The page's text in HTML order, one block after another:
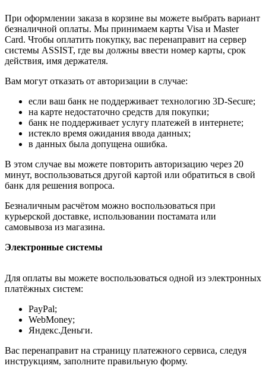
При оформлении заказа в корзине вы можете выбрать вариант
безналичной оплаты. Мы принимаем карты Visa и Master
Card. Чтобы оплатить покупку, вас перенаправит на сервер
системы ASSIST, где вы должны ввести номер карты, срок
действия, имя держателя.
Вам могут отказать от авторизации в случае:
если ваш банк не поддерживает технологию 3D-Secure;
на карте недостаточно средств для покупки;
банк не поддерживает услугу платежей в интернете;
истекло время ожидания ввода данных;
в данных была допущена ошибка.
В этом случае вы можете повторить авторизацию через 20
минут, воспользоваться другой картой или обратиться в свой
банк для решения вопроса.
Безналичным расчётом можно воспользоваться при
курьерской доставке, использовании постамата или
самовывоза из магазина.
Электронные системы
Для оплаты вы можете воспользоваться одной из электронных
платёжных систем:
PayPal;
WebMoney;
Яндекс.Деньги.
Вас перенаправит на страницу платежного сервиса, следуя
инструкциям, заполните правильную форму.